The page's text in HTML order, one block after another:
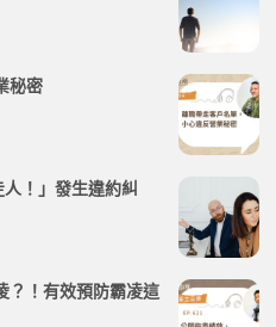
秘密
人！」發生違約糾
？！有效預防霸凌這